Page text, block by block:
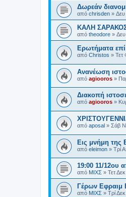
Δωρεάν
από chrisden » Δευ
ΚΑΛΗ
από theodore »
Ερωτήματα επί
από Christos » Τετ
Ανανέωση
από agiooros »
Διακοπή
από agiooros »
από aposal » Σάβ
Εις μνήμη της
από eleimon » Τρί
19:00 11/12ου
από ΜΙΧΣ » Τετ
Γέρων Εφραιμ
από ΜΙΧΣ » Τρί